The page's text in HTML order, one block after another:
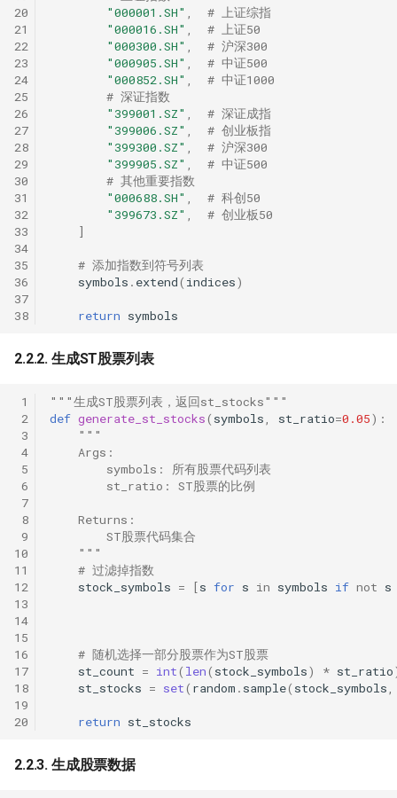
20
21
22
23
24
25
26
27
28
29
30
31
32
33
34
35
36
37
38
"000001.SH"
# 上证综指
"000016.SH"
# 上证50
"000300.SH"
# 沪深300
"000905.SH"
# 中证500
"000852.SH"
# 中证1000
# 深证指数
"399001.SZ"
# 深证成指
"399006.SZ"
# 创业板指
"399300.SZ"
# 沪深300
"399905.SZ"
# 中证500
# 其他重要指数
"000688.SH"
# 科创50
"399673.SZ"
# 创业板50
]
# 添加指数到符号列表
symbols . extend( indices)
return symbols
2.2.2. 生成ST股票列表
1
2
3
4
5
6
7
8
9
10
11
12
13
14
15
16
17
18
19
20
"""生成ST股票列表，返回st_stocks"""
def generate_st_stocks( symbols st_ratio=0.05):
"""
    Args:
        symbols: 所有股票代码列表
        st_ratio: ST股票的比例
    Returns:
        ST股票代码集合
    """
# 过滤掉指数
stock_symbols = [s for s in symbols if not s
# 随机选择一部分股票作为ST股票
st_count = int( len( stock_symbols) * st_ratio
st_stocks = set( random . sample( stock_symbols
return st_stocks
2.2.3. 生成股票数据